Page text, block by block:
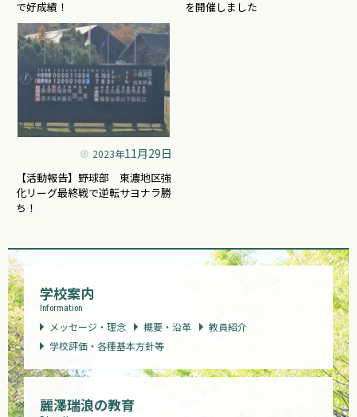
で好成績！
を開催しました
2023年11月29日
【活動報告】野球部 東濃地区強
化リーグ最終戦で逆転サヨナラ勝
ち！
学校案内
Information
メッセージ・理念
概要・沿革
教員紹介
学校評価・各種基本方針等
麗澤瑞浪の教育